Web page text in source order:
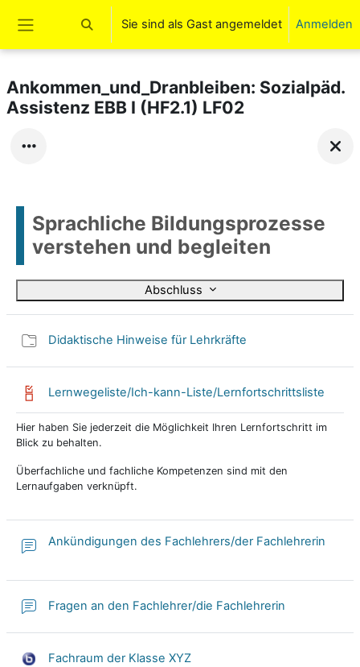
Website-Übersicht
Sucheingabe umschalten
Sie sind als Gast angemeldet Anmelden
Ankommen_und_Dranbleiben: Sozialpäd.
Assistenz EBB I (HF2.1) LF02
Abschluss
Sprachliche Bildungsprozesse
verstehen und begleiten
Didaktische Hinweise für Lehrkräfte
Lernwegeliste/Ich-kann-Liste/Lernfortschrittsliste
Hier haben Sie jederzeit die Möglichkeit Ihren Lernfortschritt im
Blick zu behalten.
Überfachliche und fachliche Kompetenzen sind mit den
Lernaufgaben verknüpft.
Ankündigungen des Fachlehrers/der Fachlehrerin
Fragen an den Fachlehrer/die Fachlehrerin
Fachraum der Klasse XYZ